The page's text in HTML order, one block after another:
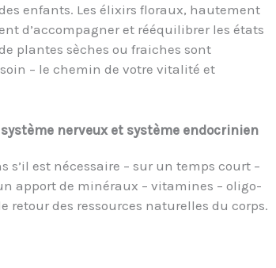
enfants. Les élixirs floraux, hautement
d’accompagner et rééquilibrer les états
plantes sèches ou fraiches sont
– le chemin de votre vitalité et
nerveux et système endocrinien
est nécessaire – sur un temps court –
apport de minéraux – vitamines – oligo-
retour des ressources naturelles du corps.